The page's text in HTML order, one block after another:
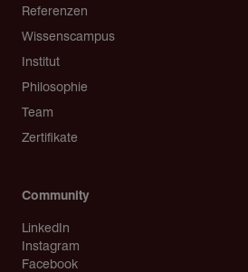
Referenzen
Wissenscampus
Institut
Philosophie
Team
Zertifikate
Community
LinkedIn
Instagram
Facebook